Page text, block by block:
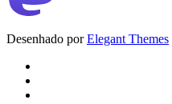
Desenhado porElegant Themes